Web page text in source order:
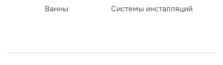
Ванны Системы инсталляций